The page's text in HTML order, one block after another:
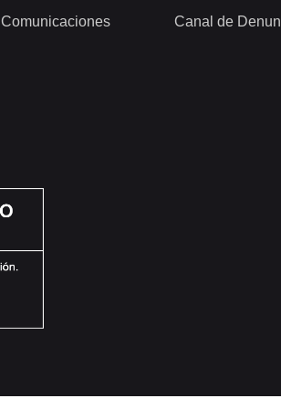
Comunicaciones Canal de